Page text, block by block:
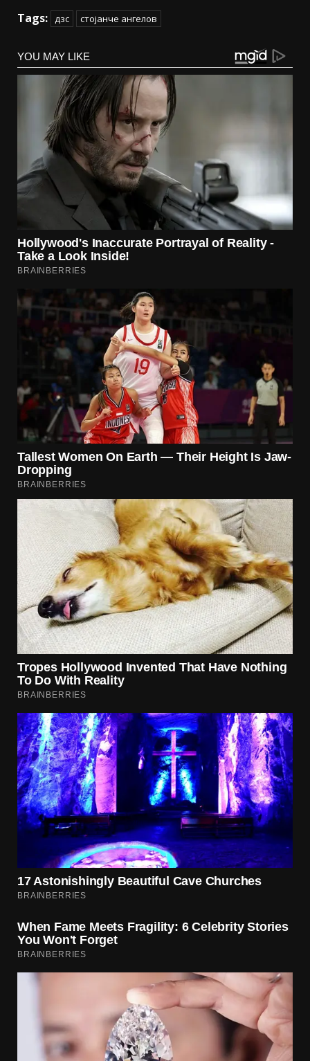
Tags: дзс стојанче ангелов